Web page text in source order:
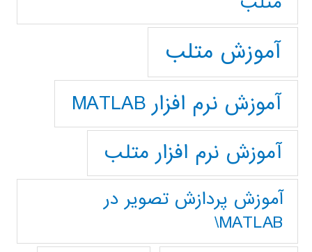
آموزش متلب
آموزش نرم افزار MATLAB
آموزش نرم افزار متلب
آموزش پردازش تصوير در
MATLAB\